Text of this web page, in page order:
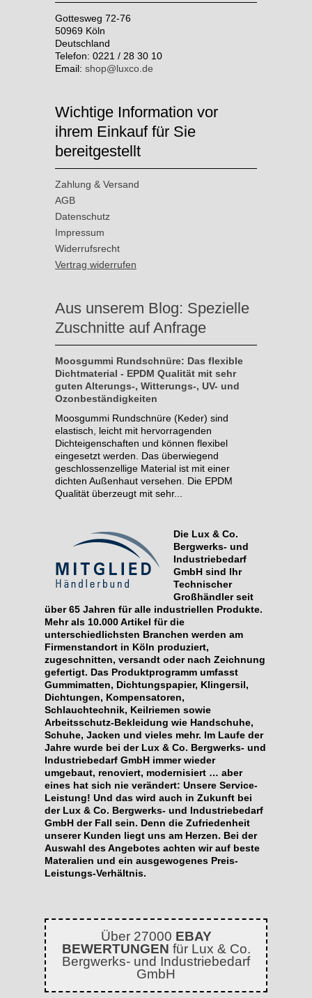
Gottesweg 72-76
50969 Köln
Deutschland
Telefon: 0221 / 28 30 10
Email: shop@luxco.de
Wichtige Information vor
ihrem Einkauf für Sie
bereitgestellt
Zahlung & Versand
AGB
Datenschutz
Impressum
Widerrufsrecht
Vertrag widerrufen
Aus unserem Blog: Spezielle
Zuschnitte auf Anfrage
Moosgummi Rundschnüre: Das flexible
Dichtmaterial - EPDM Qualität mit sehr
guten Alterungs-, Witterungs-, UV- und
Ozonbeständigkeiten
Moosgummi Rundschnüre (Keder) sind
elastisch, leicht mit hervorragenden
Dichteigenschaften und können flexibel
eingesetzt werden. Das überwiegend
geschlossenzellige Material ist mit einer
dichten Außenhaut versehen. Die EPDM
Qualität überzeugt mit sehr...
Die Lux & Co.
Bergwerks- und
Industriebedarf
GmbH sind Ihr
Technischer
Großhändler seit
über 65 Jahren für alle industriellen Produkte.
Mehr als 10.000 Artikel für die
unterschiedlichsten Branchen werden am
Firmenstandort in Köln produziert,
zugeschnitten, versandt oder nach Zeichnung
gefertigt. Das Produktprogramm umfasst
Gummimatten, Dichtungspapier, Klingersil,
Dichtungen, Kompensatoren,
Schlauchtechnik, Keilriemen sowie
Arbeitsschutz-Bekleidung wie Handschuhe,
Schuhe, Jacken und vieles mehr. Im Laufe der
Jahre wurde bei der Lux & Co. Bergwerks- und
Industriebedarf GmbH immer wieder
umgebaut, renoviert, modernisiert … aber
eines hat sich nie verändert: Unsere Service-
Leistung! Und das wird auch in Zukunft bei
der Lux & Co. Bergwerks- und Industriebedarf
GmbH der Fall sein. Denn die Zufriedenheit
unserer Kunden liegt uns am Herzen. Bei der
Auswahl des Angebotes achten wir auf beste
Materalien und ein ausgewogenes Preis-
Leistungs-Verhältnis.
Über 27000 EBAY
BEWERTUNGEN für Lux & Co.
Bergwerks- und Industriebedarf
GmbH